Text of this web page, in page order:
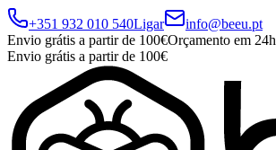
+351 932 010 540Ligar
info@beeu.pt
Envio grátis a partir de 100€Orçamento em 24h
Envio grátis a partir de 100€